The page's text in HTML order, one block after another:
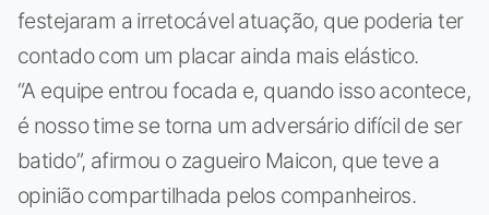
festejaram a irretocável atuação, que poderia ter
contado com um placar ainda mais elástico.
“A equipe entrou focada e, quando isso acontece,
é nosso time se torna um adversário difícil de ser
batido”, afirmou o zagueiro Maicon, que teve a
opinião compartilhada pelos companheiros.